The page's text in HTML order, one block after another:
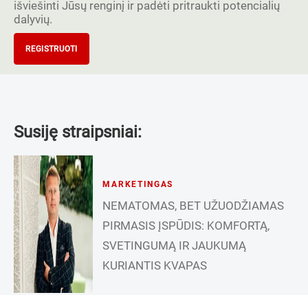
išviešinti Jūsų renginį ir padėti pritraukti potencialių
dalyvių.
REGISTRUOTI
Susiję straipsniai:
MARKETINGAS
NEMATOMAS, BET UŽUODŽIAMAS
PIRMASIS ĮSPŪDIS: KOMFORTĄ,
SVETINGUMĄ IR JAUKUMĄ
KURIANTIS KVAPAS